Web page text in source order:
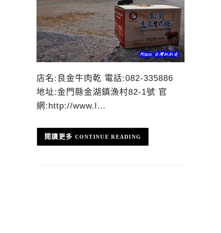
店名:良金牛肉乾 電話:082-335886
地址:金門縣金湖鎮漁村82-1號 官
網:http://www.l…
CONTINUE READING